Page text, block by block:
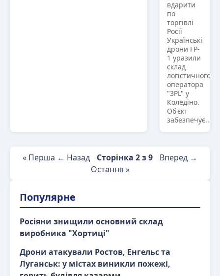
вдарити
по
торгівлі
Росії
Українські
дрони FP-
1 уразили
склад
логістичного
оператора
"3PL" у
Коледіно.
Об'єкт
забезпечує...
« Перша ← Назад Сторінка 2 з 9
Вперед →
Остання »
Популярне
Росіяни знищили основний склад
виробника "Хортиці"
Дрони атакували Ростов, Енгельс та
Луганськ: у містах виникли пожежі,